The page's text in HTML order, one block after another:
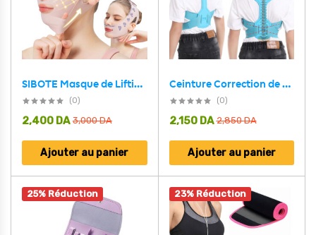
SIBOTE Masque de Lifting Facial Anti-Relâchement pour Visage et Menton – قناع شد الوجه
(0)
3,000DA
2,400 DA
Ajouter au panier
Ceinture Correction de Posture pour Enfants 9609 – حزام شد الظهر للأطفال
(0)
2,850DA
2,150 DA
Ajouter au panier
25% Réduction 23% Réduction